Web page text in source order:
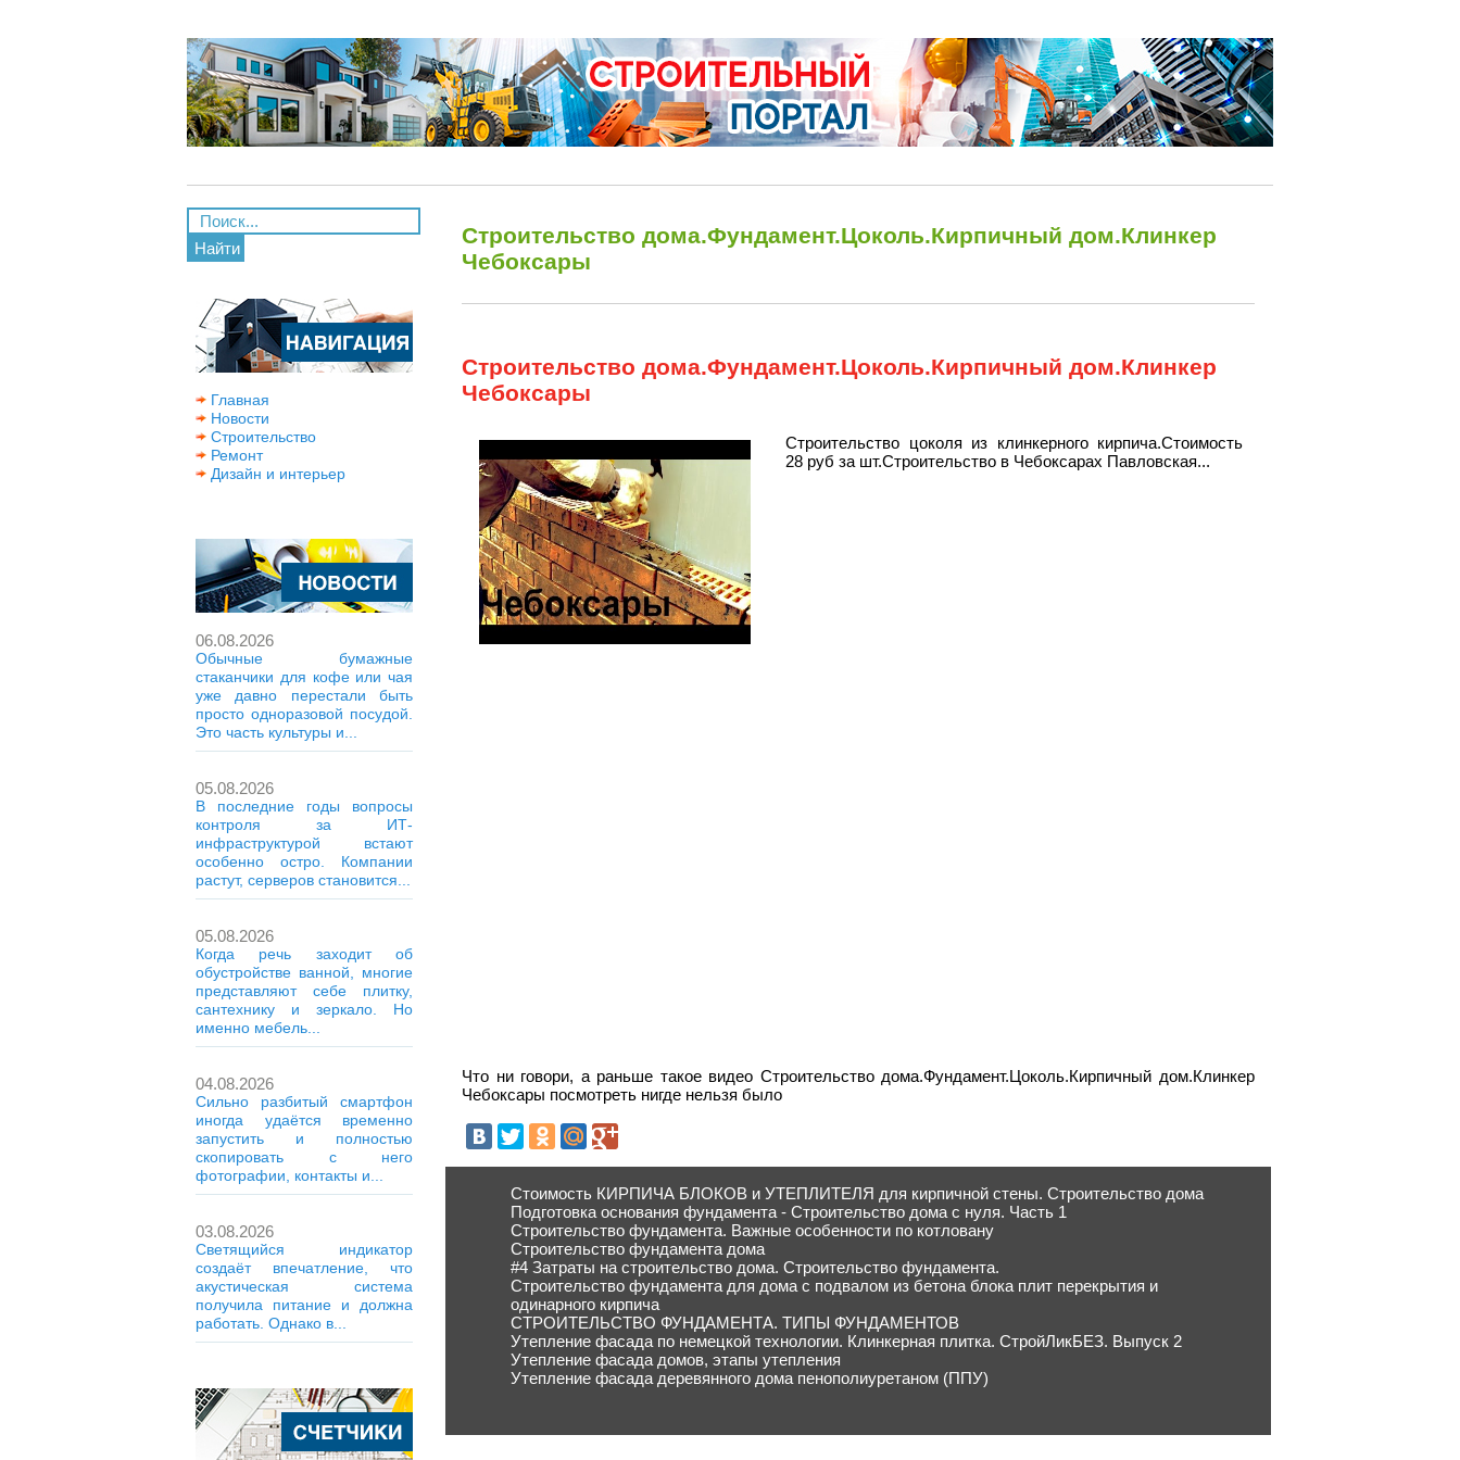
Найти
Главная
Новости
Строительство
Ремонт
Дизайн и интерьер
06.08.2026
Обычные бумажные
стаканчики для кофе или чая
уже давно перестали быть
просто одноразовой посудой.
Это часть культуры и...
05.08.2026
В последние годы вопросы
контроля за ИТ-
инфраструктурой встают
особенно остро. Компании
растут, серверов становится...
05.08.2026
Когда речь заходит об
обустройстве ванной, многие
представляют себе плитку,
сантехнику и зеркало. Но
именно мебель...
04.08.2026
Сильно разбитый смартфон
иногда удаётся временно
запустить и полностью
скопировать с него
фотографии, контакты и...
03.08.2026
Светящийся индикатор
создаёт впечатление, что
акустическая система
получила питание и должна
работать. Однако в...
Строительство дома.Фундамент.Цоколь.Кирпичный дом.Клинкер
Чебоксары
Строительство дома.Фундамент.Цоколь.Кирпичный дом.Клинкер
Чебоксары
Строительство цоколя из клинкерного кирпича.Стоимость
28 руб за шт.Строительство в Чебоксарах Павловская...
Что ни говори, а раньше такое видео Строительство дома.Фундамент.Цоколь.Кирпичный дом.Клинкер
Чебоксары посмотреть нигде нельзя было
Стоимость КИРПИЧА БЛОКОВ и УТЕПЛИТЕЛЯ для кирпичной стены. Строительство дома
Подготовка основания фундамента - Строительство дома с нуля. Часть 1
Строительство фундамента. Важные особенности по котловану
Строительство фундамента дома
#4 Затраты на строительство дома. Строительство фундамента.
Строительство фундамента для дома с подвалом из бетона блока плит перекрытия и
одинарного кирпича
СТРОИТЕЛЬСТВО ФУНДАМЕНТА. ТИПЫ ФУНДАМЕНТОВ
Утепление фасада по немецкой технологии. Клинкерная плитка. СтройЛикБЕЗ. Выпуск 2
Утепление фасада домов, этапы утепления
Утепление фасада деревянного дома пенополиуретаном (ППУ)